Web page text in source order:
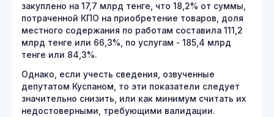
закуплено на 17,7 млрд тенге, что 18,2% от суммы,
потраченной КПО на приобретение товаров, доля
местного содержания по работам составила 111,2
млрд тенге или 66,3%, по услугам - 185,4 млрд
тенге или 84,3%.
Однако, если учесть сведения, озвученные
депутатом Куспаном, то эти показатели следует
значительно снизить, или как минимум считать их
недостоверными, требующими валидации.